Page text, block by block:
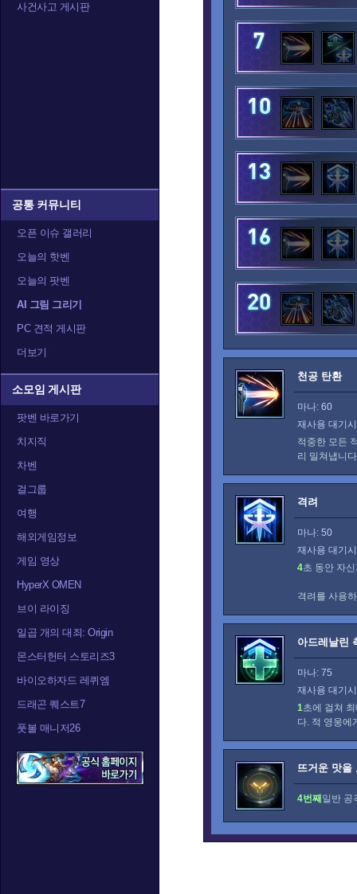
사건사고 게시판
공통 커뮤니티
오픈 이슈 갤러리
오늘의 핫벤
오늘의 팟벤
AI 그림 그리기
PC 견적 게시판
더보기
소모임 게시판
팟벤 바로가기
치지직
차벤
걸그룹
여행
해외게임정보
게임 영상
HyperX OMEN
브이 라이징
일곱 개의 대죄: Origin
몬스터헌터 스토리즈3
바이오하자드 레퀴엠
드래곤 퀘스트7
풋볼 매니저26
알렉스트라자 오르피아
정예타우렌 정크랫
카시아
트레이서 티란데
천공 탄환
마나: 60
재사용 대기
적중한 모든
리 밀쳐냅니
격려
마나: 50
재사용 대기
4초 동안 자
격려를 사용
아드레날린
마나: 75
재사용 대기
1초에 걸쳐
다. 적 영웅에
뜨거운 맛을
4번째 일반 공